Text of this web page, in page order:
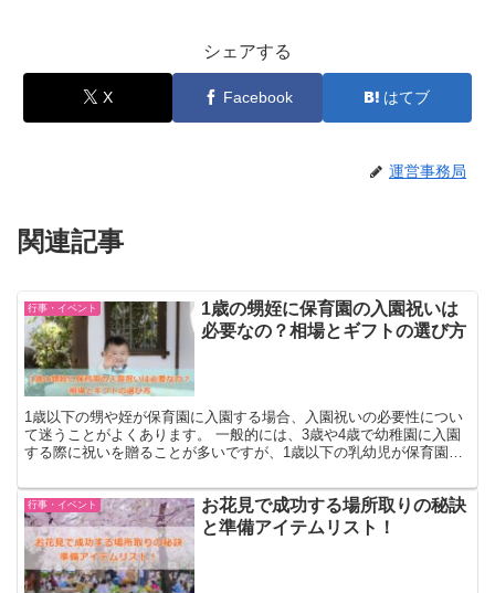
シェアする
X Facebook はてブ
運営事務局
関連記事
行事・イベント
1歳の甥姪に保育園の入園祝いは
必要なの？相場とギフトの選び方
1歳以下の甥や姪が保育園に入園する場合、入園祝いの必要性につい
て迷うことがよくあります。 一般的には、3歳や4歳で幼稚園に入園
する際に祝いを贈ることが多いですが、1歳以下の乳幼児が保育園に
行事・イベント
お花見で成功する場所取りの秘訣
と準備アイテムリスト！